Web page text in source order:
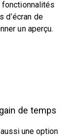
fonctionnalités
d’écran de
un aperçu.
de temps
une option